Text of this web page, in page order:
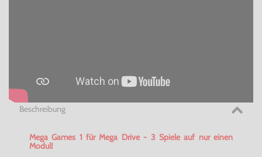
Beschreibung
Mega Games 1 für Mega Drive - 3 Spiele auf nur einen
Modul!